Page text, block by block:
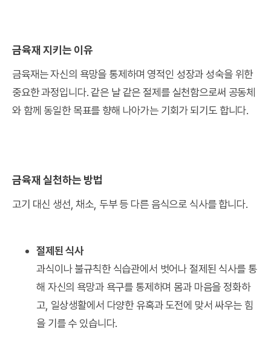
금육재 지키는 이유
금육재는 자신의 욕망을 통제하며 영적인 성장과 성숙을 위한
중요한 과정입니다. 같은 날 같은 절제를 실천함으로써 공동체
와 함께 동일한 목표를 향해 나아가는 기회가 되기도 합니다.
금육재 실천하는 방법
고기 대신 생선, 채소, 두부 등 다른 음식으로 식사를 합니다.
절제된 식사
과식이나 불규칙한 식습관에서 벗어나 절제된 식사를 통
해 자신의 욕망과 욕구를 통제하며 몸과 마음을 정화하
고, 일상생활에서 다양한 유혹과 도전에 맞서 싸우는 힘
을 기를 수 있습니다.